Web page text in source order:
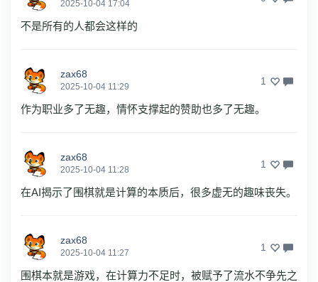
2025-10-04 17:04
不是所有的人都会这样的
zax68
2025-10-04 11:29 1
作为职业多了无趣，情怀支撑起的赞助也多了无趣。
zax68
2025-10-04 11:28 1
在AI揭示了围棋就是计算的本质后，很多虚无的趣味丧失。
zax68
2025-10-04 11:27 1
围棋本就是游戏，在计算力不足时，被赋予了流水不争先之